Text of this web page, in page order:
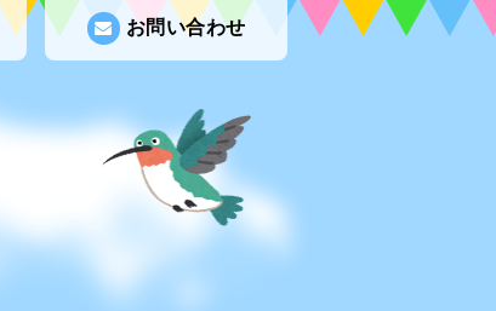
お問い合わせ